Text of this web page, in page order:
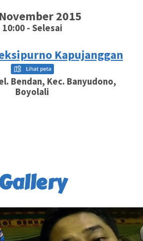
2015
10:00 - Selesai
Kapujanggan
Bendan, Kec. Banyudono,
Boyolali